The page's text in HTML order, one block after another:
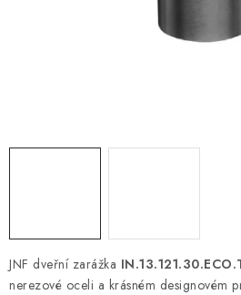
VISACÍ ZÁMKY
JNF dveřní zarážka
nerezové oceli a krásném designovém